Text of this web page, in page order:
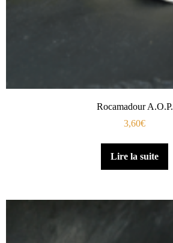
Rocamadour A.O.P.
3,60€
Lire la suite